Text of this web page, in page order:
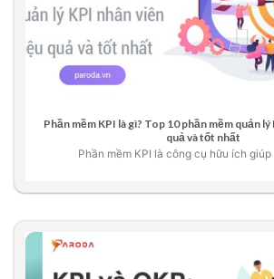
Phần mềm KPI là gì? Top 10 phần mềm quản
quả và tốt nhất
Phần mềm KPI là công cụ hữu ích giúp